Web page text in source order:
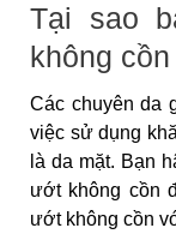
Tại sao
không
Các chuyên da
việc sử dụng
là da mặt. Bạn
ướt không cồn
ướt không cồn